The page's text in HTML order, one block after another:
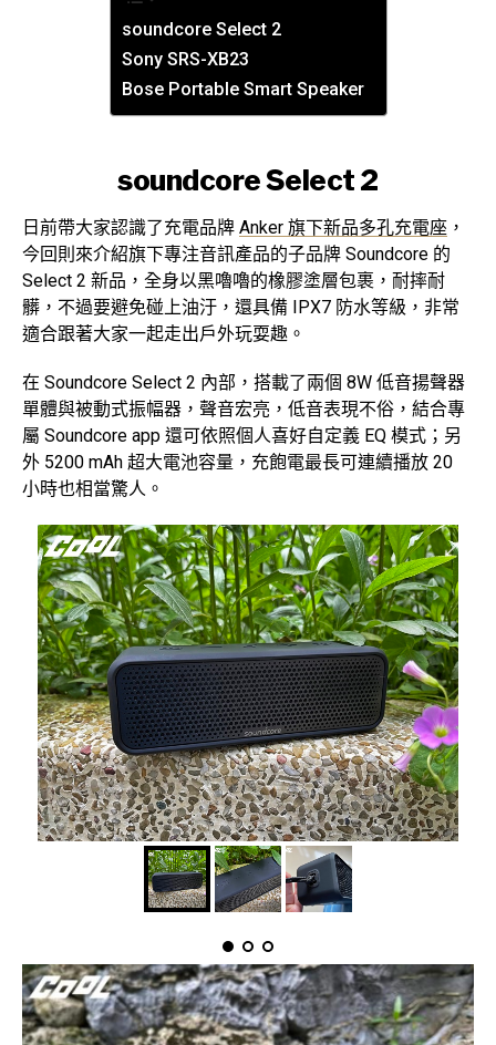
soundcore Select 2
Sony SRS-XB23
Bose Portable Smart Speaker
soundcore Select 2
日前帶大家認識了充電品牌 Anker 旗下新品多孔充電座 ，
今回則來介紹旗下專注音訊產品的子品牌 Soundcore 的
Select 2 新品，全身以黑嚕嚕的橡膠塗層包裹，耐摔耐
髒，不過要避免碰上油汙，還具備 IPX7 防水等級，非常
適合跟著大家一起走出戶外玩耍趣。
在 Soundcore Select 2 內部，搭載了兩個 8W 低音揚聲器
單體與被動式振幅器，聲音宏亮，低音表現不俗，結合專
屬 Soundcore app 還可依照個人喜好自定義 EQ 模式；另
外 5200 mAh 超大電池容量，充飽電最長可連續播放 20
小時也相當驚人。